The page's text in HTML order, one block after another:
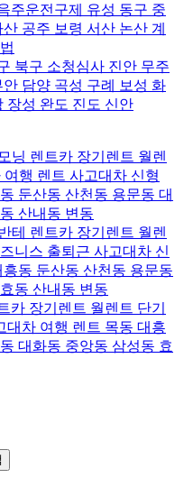
주운전구제 유성 동구 중
공주 보령 서산 논산 계
북구 소청심사 진안 무주
담양 곡성 구례 보성 화
장성 완도 진도 신안
닝 렌트카 장기렌트 월렌
행 렌트 사고대차 신형
둔산동 산천동 용문동 대
산내동 변동
테 렌트카 장기렌트 월렌
니스 출퇴근 사고대차 신
동 둔산동 산천동 용문동
동 산내동 변동
카 장기렌트 월렌트 단기
대차 여행 렌트 목동 대흥
대화동 중앙동 삼성동 효